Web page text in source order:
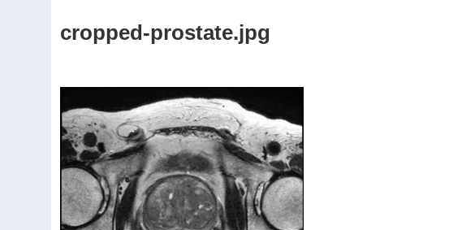
cropped-prostate.jpg